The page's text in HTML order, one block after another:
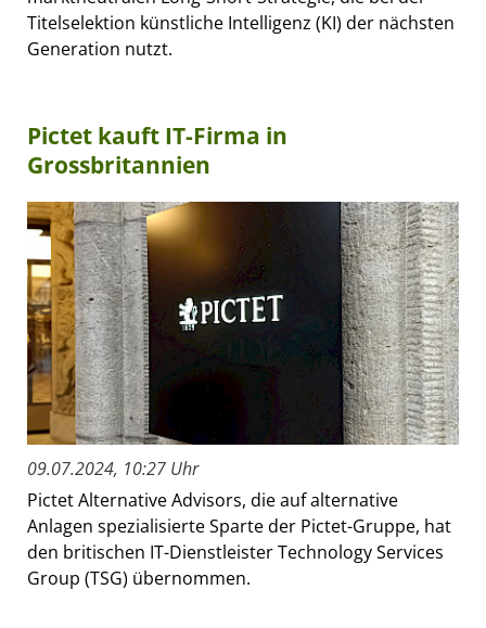
Titelselektion künstliche Intelligenz (KI) der nächsten
Generation nutzt.
Pictet kauft IT-Firma in
Grossbritannien
09.07.2024, 10:27 Uhr
Pictet Alternative Advisors, die auf alternative
Anlagen spezialisierte Sparte der Pictet-Gruppe, hat
den britischen IT-Dienstleister Technology Services
Group (TSG) übernommen.